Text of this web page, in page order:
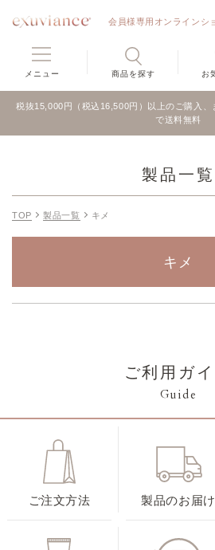
会員様専用オンラインシ
メニュー 商品を探す お
税抜15,000円（税込16,500円）以上のご購入、
で送料無料
製品一覧
TOP 製品一覧 キメ
キメ
ご利用ガ
Guide
ご注文方法 製品のお届け